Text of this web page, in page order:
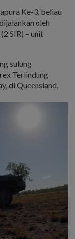
Ke-3, beliau
oleh
SIR) – unit
sulung
Terlindung
di Queensland,